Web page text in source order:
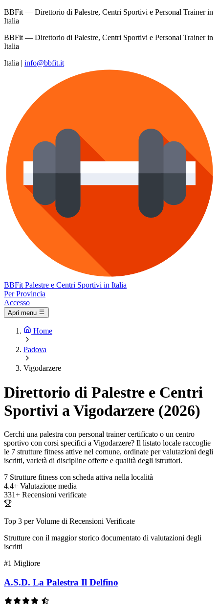
BBFit — Direttorio di Palestre, Centri Sportivi e Personal Trainer in
Italia
BBFit — Direttorio di Palestre, Centri Sportivi e Personal Trainer in
Italia
Italia | info@bbfit.it
BBFit Palestre e Centri Sportivi in Italia
Per Provincia
Accesso
Apri menu
Home
Padova
Vigodarzere
Direttorio di Palestre e Centri
Sportivi a Vigodarzere (2026)
Cerchi una palestra con personal trainer certificato o un centro
sportivo con corsi specifici a Vigodarzere? Il listato locale raccoglie
le 7 strutture fitness attive nel comune, ordinate per valutazioni degli
iscritti, varietà di discipline offerte e qualità degli istruttori.
7 Strutture fitness con scheda attiva nella località
4.4+ Valutazione media
331+ Recensioni verificate
Top 3 per Volume di Recensioni Verificate
Strutture con il maggior storico documentato di valutazioni degli
iscritti
#1 Migliore
A.S.D. La Palestra Il Delfino